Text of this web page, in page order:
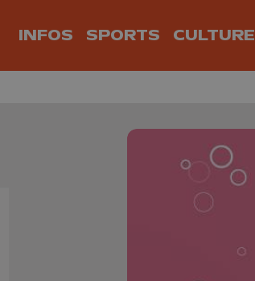
INFOS SPORTS CULTURE